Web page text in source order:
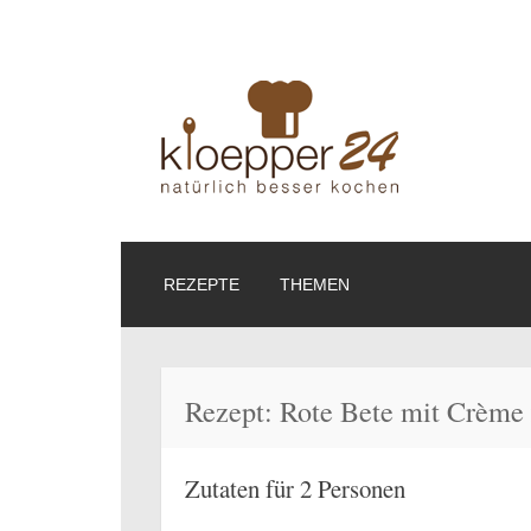
Kloepper24.de –
Private Homepage
SPRINGEN
REZEPTE THEMEN
Rezept: Rote Bete mit
Zutaten für 2 Personen